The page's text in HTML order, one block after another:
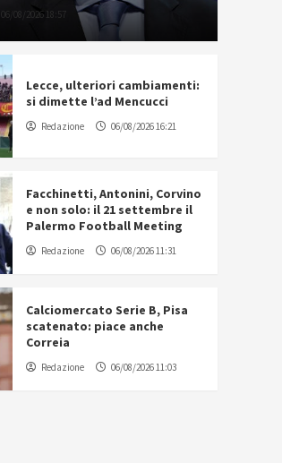
06/08/2026 18:57
Lecce, ulteriori cambiamenti:
si dimette l’ad Mencucci
Redazione 06/08/2026 16:21
Facchinetti, Antonini, Corvino
e non solo: il 21 settembre il
Palermo Football Meeting
Redazione 06/08/2026 11:31
Calciomercato Serie B, Pisa
scatenato: piace anche
Correia
Redazione 06/08/2026 11:03